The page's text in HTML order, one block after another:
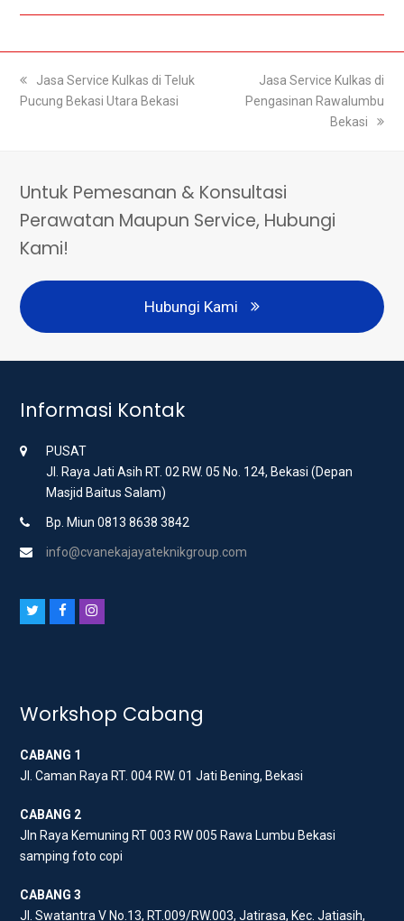
previous
post:
Jasa Service Kulkas di Teluk
Pucung Bekasi Utara Bekasi
next
post:
Jasa Service Kulkas di
Pengasinan Rawalumbu
Bekasi
Untuk Pemesanan & Konsultasi
Perawatan Maupun Service, Hubungi
Kami!
Hubungi Kami
Informasi Kontak
PUSAT
Jl. Raya Jati Asih RT. 02 RW. 05 No. 124, Bekasi (Depan
Masjid Baitus Salam)
Bp. Miun 0813 8638 3842
info@cvanekajayateknikgroup.com
t
r
F
b
o
k
a
a
Workshop Cabang
CABANG 1
Jl. Caman Raya RT. 004 RW. 01 Jati Bening, Bekasi
CABANG 2
Jln Raya Kemuning RT 003 RW 005 Rawa Lumbu Bekasi
samping foto copi
CABANG 3
Jl. Swatantra V No.13, RT.009/RW.003, Jatirasa, Kec. Jatiasih,